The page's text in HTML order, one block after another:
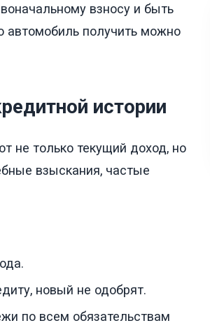
взносу и быть
автомобиль получить можно
истории
не только текущий доход, но
взыскания, частые
новый не одобрят.
по всем обязательствам